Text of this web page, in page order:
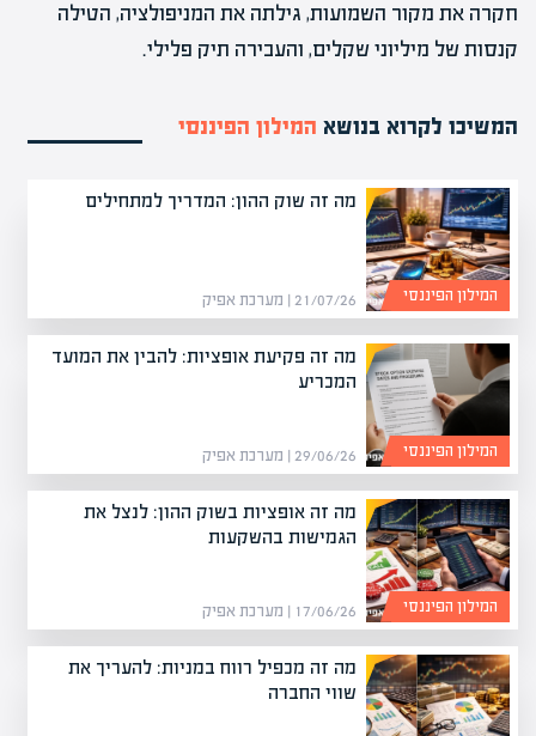
חקרה את מקור השמועות, גילתה את המניפולציה, הטילה
קנסות של מיליוני שקלים, והעבירה תיק פלילי.
המשיכו לקרוא בנושא המילון הפיננסי
מה זה שוק ההון: המדריך למתחילים
21/07/26 | מערכת אפיק המילון הפיננסי
מה זה פקיעת אופציות: להבין את המועד
המכריע
29/06/26 | מערכת אפיק המילון הפיננסי
מה זה אופציות בשוק ההון: לנצל את
הגמישות בהשקעות
17/06/26 | מערכת אפיק המילון הפיננסי
מה זה מכפיל רווח במניות: להעריך את
שווי החברה